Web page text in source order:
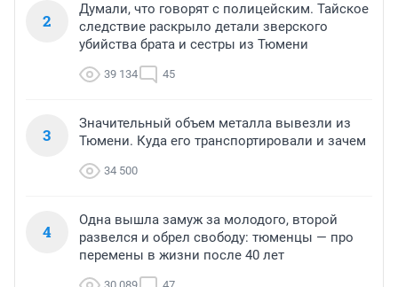
2
Думали, что говорят с полицейским. Тайское
следствие раскрыло детали зверского
убийства брата и сестры из Тюмени
39 134 45
3
Значительный объем металла вывезли из
Тюмени. Куда его транспортировали и зачем
34 500
4
Одна вышла замуж за молодого, второй
развелся и обрел свободу: тюменцы — про
перемены в жизни после 40 лет